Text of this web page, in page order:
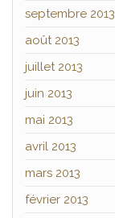
septembre 2013
août 2013
juillet 2013
juin 2013
mai 2013
avril 2013
mars 2013
février 2013